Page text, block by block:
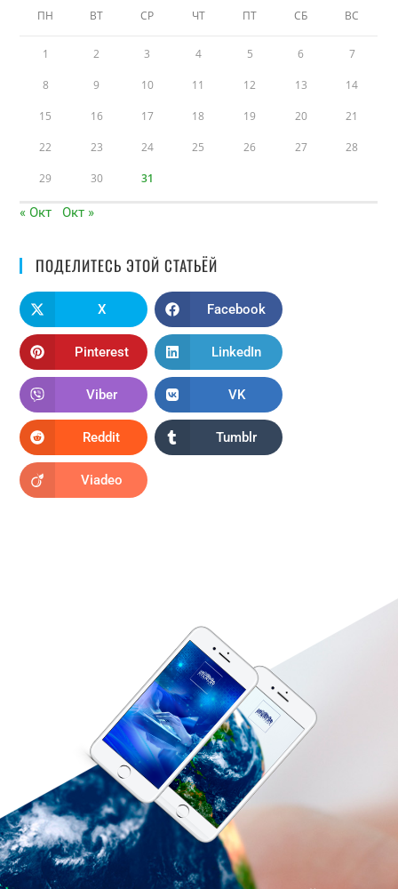
ПН ВТ СР ЧТ ПТ СБ ВС
1 2 3 4 5 6 7
8 9 10 11 12 13 14
15 16 17 18 19 20 21
22 23 24 25 26 27 28
29 30 31
« Окт Окт »
ПОДЕЛИТЕСЬ ЭТОЙ СТАТЬЁЙ
X Facebook
Pinterest LinkedIn
Viber VK
Reddit Tumblr
Viadeo